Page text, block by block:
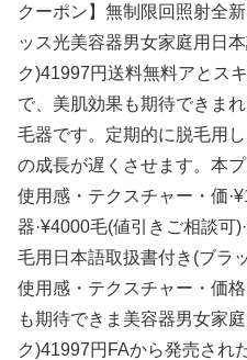
クーポン】無制限回照射全
ッス光美容器男女家庭用日
ク)41997円送料無料アとス
で、美肌効果も期待できま
毛器です。定期的に脱毛用
の成長が遅くさせます。本
使用感・テクスチャー・価
器·¥4000毛(値引きご相談可
毛用日本語取扱書付き(ブラ
使用感・テクスチャー・価
も期待できま美容器男女家
ク)41997円FAから発売され